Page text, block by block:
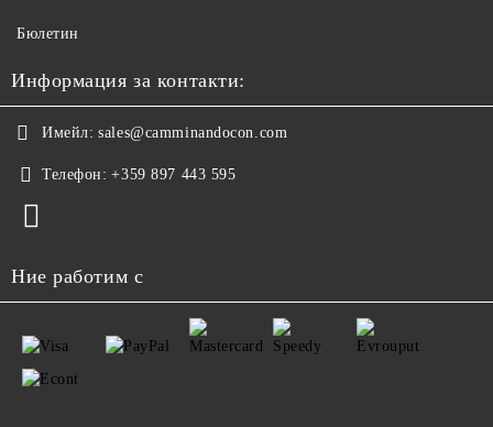
Бюлетин
Информация за контакти:
Имейл: sales@camminandocon.com
Телефон: +359 897 443 595
Ние работим с